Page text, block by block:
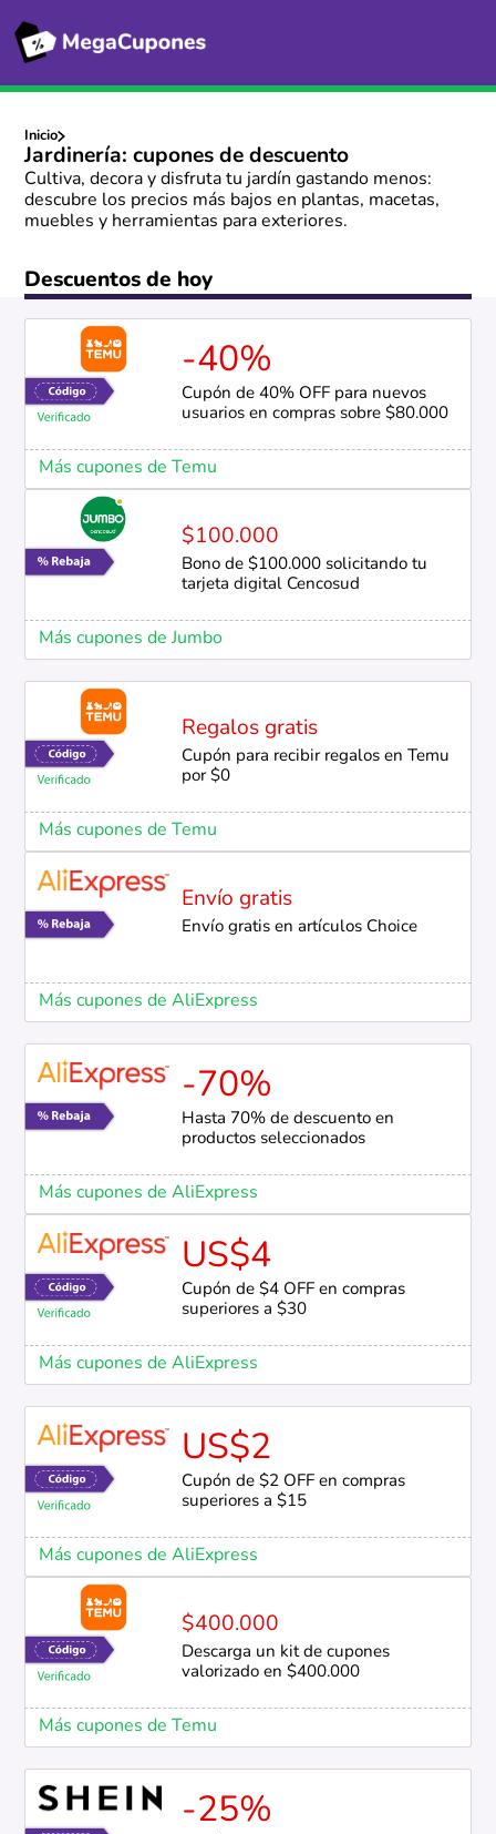
Inicio
Jardinería: cupones de descuento
Cultiva, decora y disfruta tu jardín gastando menos:
descubre los precios más bajos en plantas, macetas,
muebles y herramientas para exteriores.
Descuentos de hoy
-40%
Cupón de 40% OFF para nuevos
usuarios en compras sobre $80.000
Más cupones de Temu
$100.000
Bono de $100.000 solicitando tu
tarjeta digital Cencosud
Más cupones de Jumbo
Regalos gratis
Cupón para recibir regalos en Temu
por $0
Más cupones de Temu
Envío gratis
Envío gratis en artículos Choice
Más cupones de AliExpress
-70%
Hasta 70% de descuento en
productos seleccionados
Más cupones de AliExpress
US$4
Cupón de $4 OFF en compras
superiores a $30
Más cupones de AliExpress
US$2
Cupón de $2 OFF en compras
superiores a $15
Más cupones de AliExpress
$400.000
Descarga un kit de cupones
valorizado en $400.000
Más cupones de Temu
-25%